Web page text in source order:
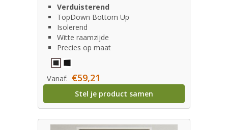
Verduisterend
TopDown Bottom Up
Isolerend
Witte raamzijde
Precies op maat
Vanaf: €59,21
Stel je product samen